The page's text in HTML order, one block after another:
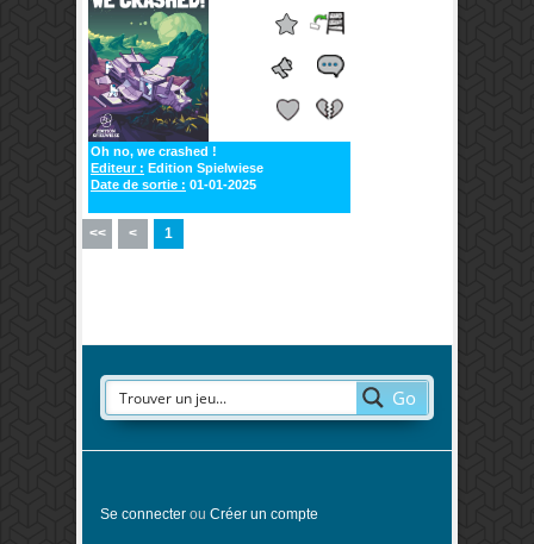
Oh no, we crashed !
Editeur : Edition Spielwiese
Date de sortie : 01-01-2025
<< < 1
Go
Se connecter ou Créer un compte